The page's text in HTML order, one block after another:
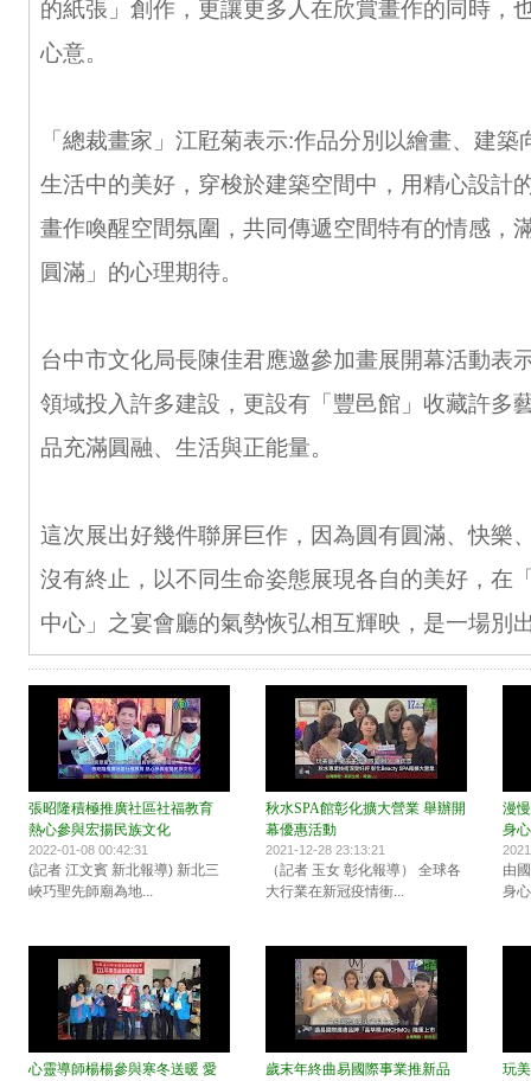
的紙張」創作，更讓更多人在欣賞畫作的同時，
心意。
「總裁畫家」江屘菊表示:作品分別以繪畫、建
生活中的美好，穿梭於建築空間中，用精心設計
畫作喚醒空間氛圍，共同傳遞空間特有的情感，
圓滿」的心理期待。
台中市文化局長陳佳君應邀參加畫展開幕活動表
領域投入許多建設，更設有「豐邑館」收藏許多
品充滿圓融、生活與正能量。
這次展出好幾件聯屏巨作，因為圓有圓滿、快樂
沒有終止，以不同生命姿態展現各自的美好，在
中心」之宴會廳的氣勢恢弘相互輝映，是一場別
張昭隆積極推廣社區社福教育
熱心參與宏揚民族文化
2022-01-08 00:42:31
(記者 江文賓 新北報導) 新北三
峽巧聖先師廟為地...
秋水SPA館彰化擴大營業 舉辦開
幕優惠活動
2021-12-28 23:13:21
（記者 玉女 彰化報導） 全球各
大行業在新冠疫情衝...
漫
身
由
身
心靈導師楊楊參與寒冬送暖 愛
歲末年終曲易國際事業推新品
玩